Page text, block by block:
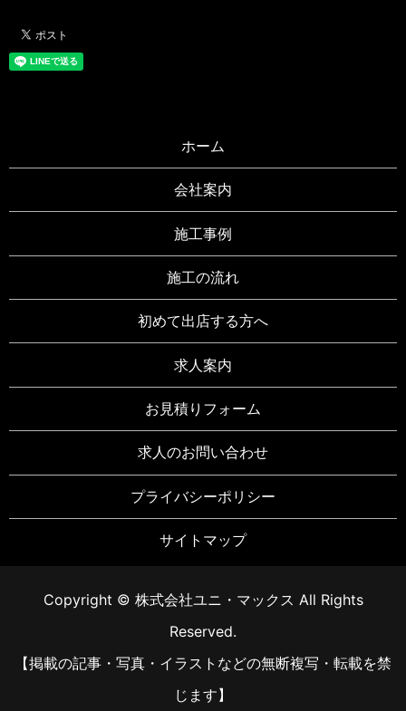
ホーム
会社案内
施工事例
施工の流れ
初めて出店する方へ
求人案内
お見積りフォーム
求人のお問い合わせ
プライバシーポリシー
サイトマップ
Copyright © 株式会社ユニ・マックス All Rights
Reserved.
【掲載の記事・写真・イラストなどの無断複写・転載を禁
じます】